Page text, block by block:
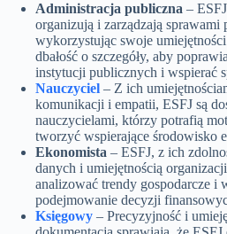
Administracja publiczna –
organizują i zarządzają sprawami
wykorzystując swoje
dbałość o szczegóły, aby
instytucji publicznych i wspierać
Nauczyciel – Z ich
komunikacji i empatii, ESFJ są
nauczycielami, którzy potrafią
tworzyć wspierające środowisko
Ekonomista – ESFJ, z ich
danych i umiejętnością
analizować trendy gospodarcze i
podejmowanie decyzji
Księgowy – Precyzyjność i